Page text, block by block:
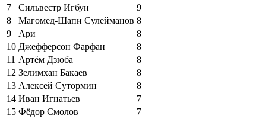
7
Сильвестр Игбун
9
8
Магомед-Шапи Сулейманов 8
9
Ари
8
10 Джефферсон Фарфан
8
11 Артём Дзюба
8
12 Зелимхан Бакаев
8
13 Алексей Сутормин
8
14 Иван Игнатьев
7
15 Фёдор Смолов 7